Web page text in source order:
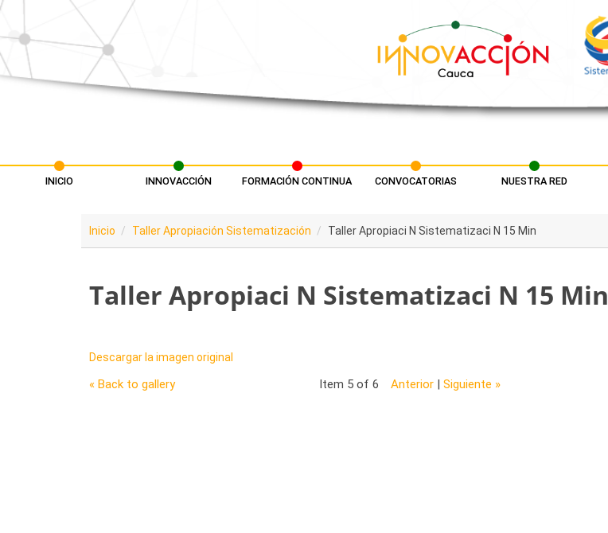
Pasar al contenido principal
INICIO INNOVACCIÓN FORMACIÓN CONTINUA CONVOCATORIAS NUESTRA RED
Inicio Taller Apropiación Sistematización Taller Apropiaci N Sistematizaci N 15 Min
Taller Apropiaci N Sistematizaci N 15 Min
Descargar la imagen original
« Back to gallery Item 5 of 6 Anterior | Siguiente »